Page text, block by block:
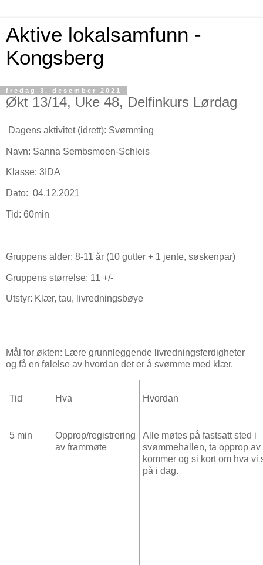
Aktive lokalsamfunn -
Kongsberg
fredag 3. desember 2021
Økt 13/14, Uke 48, Delfinkurs Lørdag
Dagens aktivitet (idrett): Svømming
Navn: Sanna Sembsmoen-Schleis
Klasse: 3IDA
Dato: 04.12.2021
Tid: 60min
Gruppens alder: 8-11 år (10 gutter + 1 jente, søskenpar)
Gruppens størrelse: 11 +/-
Utstyr: Klær, tau, livredningsbøye
Mål for økten: Lære grunnleggende livredningsferdigheter
og få en følelse av hvordan det er å svømme med klær.
Tid Hva Hvordan
5 min
Opprop/registrering
av frammøte
Alle møtes på fastsatt sted i
svømmehallen, ta opprop av
kommer og si kort om hva vi
på i dag.